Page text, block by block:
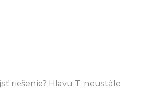
riešenie? Hlavu Ti neustále